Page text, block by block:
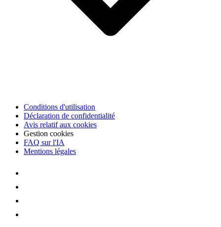
Conditions d'utilisation
Déclaration de confidentialité
Avis relatif aux cookies
Gestion cookies
FAQ sur l'IA
Mentions légales